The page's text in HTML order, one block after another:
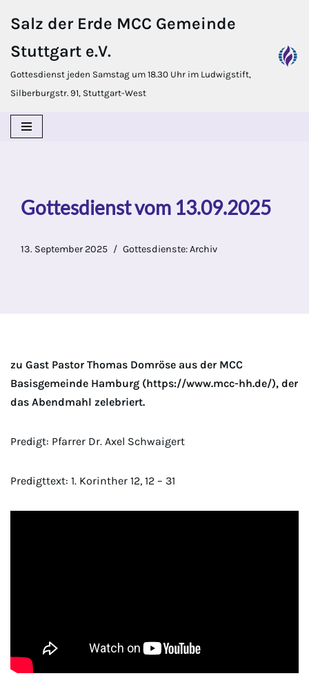
Inhalt
springen
Salz der Erde MCC Gemeinde
Stuttgart e.V.
Gottesdienst jeden Samstag um 18.30 Uhr im Ludwigstift,
Silberburgstr. 91, Stuttgart-West
Gottesdienst vom 13.09.2025
13. September 2025 Gottesdienste: Archiv
zu Gast Pastor Thomas Domröse aus der MCC
Basisgemeinde Hamburg (https://www.mcc-hh.de/), der
das Abendmahl zelebriert.
Predigt: Pfarrer Dr. Axel Schwaigert
Predigttext: 1. Korinther 12, 12 – 31